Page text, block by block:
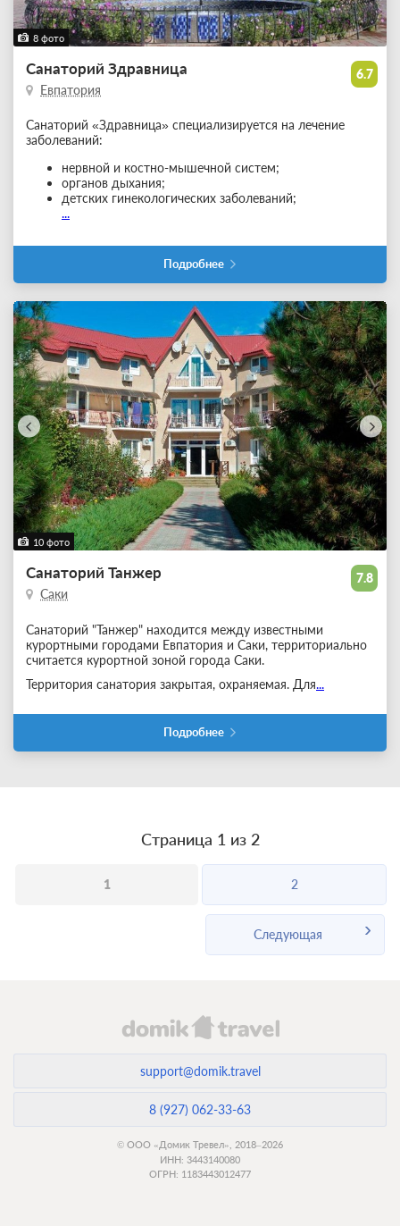
8 фото
6.7
Санаторий Здравница
Евпатория
Санаторий «Здравница» специализируется на лечение
заболеваний:
нервной и костно-мышечной систем;
органов дыхания;
детских гинекологических заболеваний;
...
Подробнее
10 фото
7.8
Санаторий Танжер
Саки
Санаторий "Танжер" находится между известными
курортными городами Евпатория и Саки, территориально
считается курортной зоной города Саки.
Территория санатория закрытая, охраняемая. Для...
Подробнее
Страница 1 из 2
1 2
Следующая
support@domik.travel
8 (927) 062-33-63
© ООО «Домик Тревел», 2018–2026
ИНН: 3443140080
ОГРН: 1183443012477